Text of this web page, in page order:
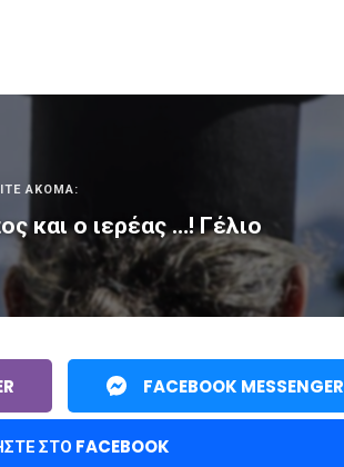
ΑΚΟΜΑ:
και ο ιερέας …! Γέλιο
FACEBOOK MESSENGER
ΣΤΟ FACEBOOK